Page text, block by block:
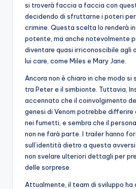
si troverà faccia a faccia con
decidendo di sfruttarne i poteri
crimine. Questa scelta lo renderà
potente, ma anche notevolmente
diventare quasi irriconoscibile agli
lui care, come Miles e Mary Jane.
Ancora non è chiaro in che modo si
tra Peter e il simbionte. Tuttavia,
accennato che il coinvolgimento
genesi di Venom potrebbe
nei fumetti, e sembra che il
non ne farà parte. I trailer hanno
sull’identità dietro a questa
non svelare ulteriori dettagli per
delle sorprese.
Attualmente, il team di sviluppo ha